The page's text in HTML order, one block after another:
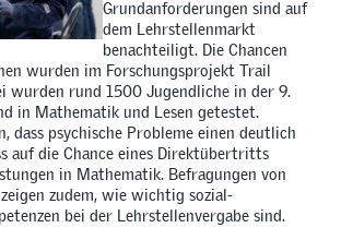
Grundanforderungen sind auf
dem Lehrstellenmarkt
benachteiligt. Die Chancen
wurden im Forschungsprojekt Trail
wurden rund 1500 Jugendliche in der 9.
in Mathematik und Lesen getestet.
dass psychische Probleme einen deutlich
auf die Chance eines Direktübertritts
in Mathematik. Befragungen von
zudem, wie wichtig sozial-
bei der Lehrstellenvergabe sind.